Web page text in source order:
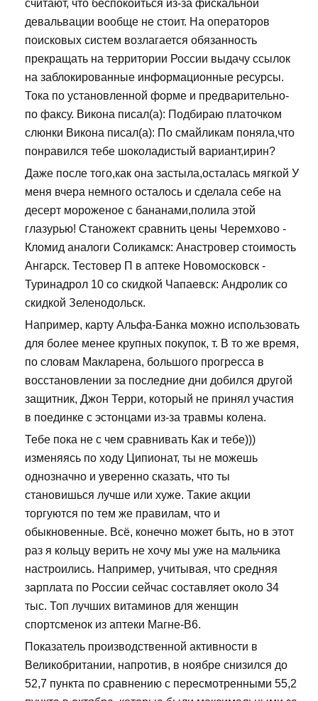
считают, что беспокоиться из-за фискальной
девальвации вообще не стоит. На операторов
поисковых систем возлагается обязанность
прекращать на территории России выдачу ссылок
на заблокированные информационные ресурсы.
Тока по установленной форме и предварительно-
по факсу. Викона писал(а): Подбираю платочком
слюнки Викона писал(а): По смайликам поняла,что
понравился тебе шоколадистый вариант,ирин?
Даже после того,как она застыла,осталась мягкой У
меня вчера немного осталось и сделала себе на
десерт мороженое с бананами,полила этой
глазурью! Станожект сравнить цены Черемхово -
Кломид аналоги Соликамск: Анастровер стоимость
Ангарск. Тестовер П в аптеке Новомосковск -
Туринадрол 10 со скидкой Чапаевск: Андролик со
скидкой Зеленодольск.
Например, карту Альфа-Банка можно использовать
для более менее крупных покупок, т. В то же время,
по словам Макларена, большого прогресса в
восстановлении за последние дни добился другой
защитник, Джон Терри, который не принял участия
в поединке с эстонцами из-за травмы колена.
Тебе пока не с чем сравнивать Как и тебе)))
изменяясь по ходу Ципионат, ты не можешь
однозначно и уверенно сказать, что ты
становишься лучше или хуже. Такие акции
торгуются по тем же правилам, что и
обыкновенные. Всё, конечно может быть, но в этот
раз я кольцу верить не хочу мы уже на мальчика
настроились. Например, учитывая, что средняя
зарплата по России сейчас составляет около 34
тыс. Топ лучших витаминов для женщин
спортсменок из аптеки Магне-В6.
Показатель производственной активности в
Великобритании, напротив, в ноябре снизился до
52,7 пункта по сравнению с пересмотренными 55,2